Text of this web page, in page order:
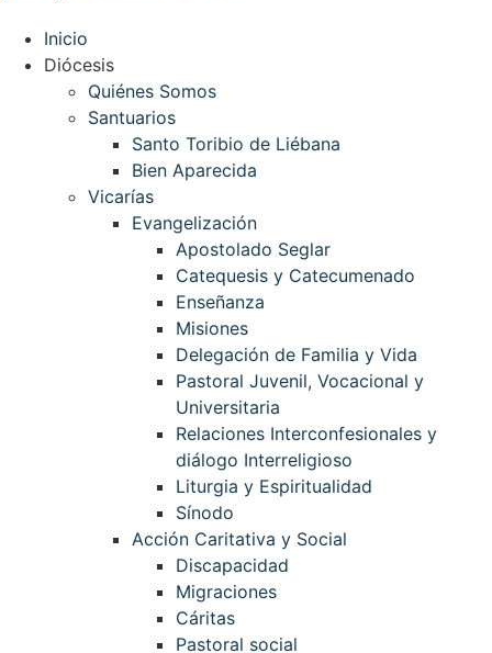
Inicio
Diócesis
Quiénes Somos
Santuarios
Santo Toribio de Liébana
Bien Aparecida
Vicarías
Evangelización
Apostolado Seglar
Catequesis y Catecumenado
Enseñanza
Misiones
Delegación de Familia y Vida
Pastoral Juvenil, Vocacional y
Universitaria
Relaciones Interconfesionales y
diálogo Interreligioso
Liturgia y Espiritualidad
Sínodo
Acción Caritativa y Social
Discapacidad
Migraciones
Cáritas
Pastoral social